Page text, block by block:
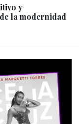
y
la modernidad